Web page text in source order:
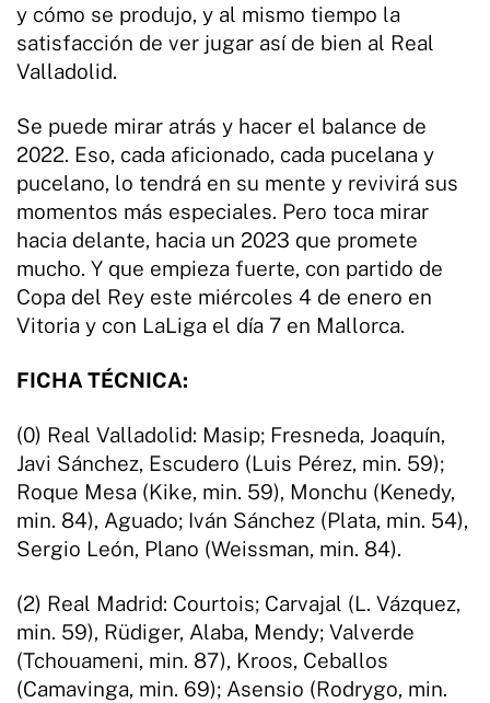
y cómo se produjo, y al mismo tiempo la
satisfacción de ver jugar así de bien al Real
Valladolid.
Se puede mirar atrás y hacer el balance de
2022. Eso, cada aficionado, cada pucelana y
pucelano, lo tendrá en su mente y revivirá sus
momentos más especiales. Pero toca mirar
hacia delante, hacia un 2023 que promete
mucho. Y que empieza fuerte, con partido de
Copa del Rey este miércoles 4 de enero en
Vitoria y con LaLiga el día 7 en Mallorca.
FICHA TÉCNICA:
(0) Real Valladolid: Masip; Fresneda, Joaquín,
Javi Sánchez, Escudero (Luis Pérez, min. 59);
Roque Mesa (Kike, min. 59), Monchu (Kenedy,
min. 84), Aguado; Iván Sánchez (Plata, min. 54),
Sergio León, Plano (Weissman, min. 84).
(2) Real Madrid: Courtois; Carvajal (L. Vázquez,
min. 59), Rüdiger, Alaba, Mendy; Valverde
(Tchouameni, min. 87), Kroos, Ceballos
(Camavinga, min. 69); Asensio (Rodrygo, min.